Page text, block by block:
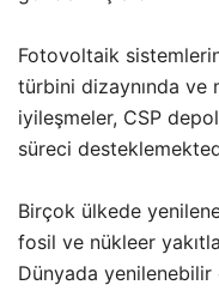
Fotovoltaik
türbini dizaynında ve
iyileşmeler, CSP
süreci
Birçok ülkede
fosil ve nükleer
Dünyada